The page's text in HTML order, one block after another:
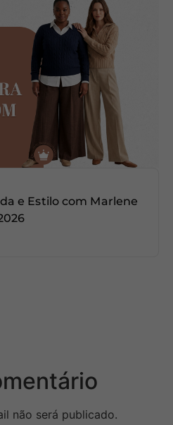
e Estilo com Marlene
não será publicado.